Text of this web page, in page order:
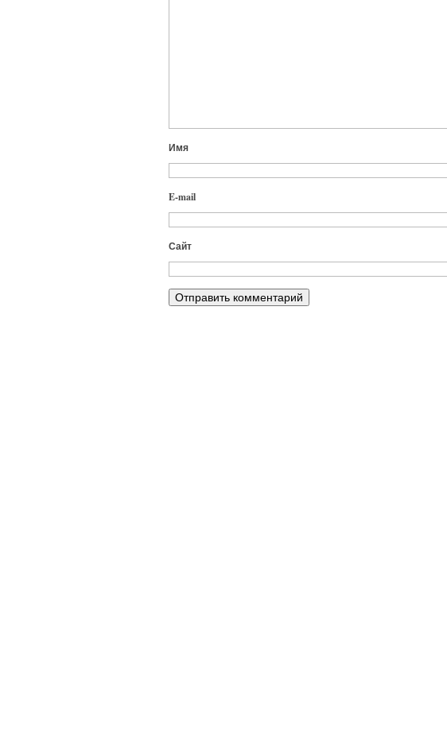
Имя
E-mail
Сайт